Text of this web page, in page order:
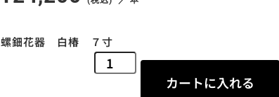
螺鈿花器 白椿 ７寸